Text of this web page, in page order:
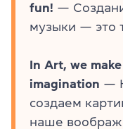
fun! —
музыки — это
In Art, we
imagination —
создаем
наше